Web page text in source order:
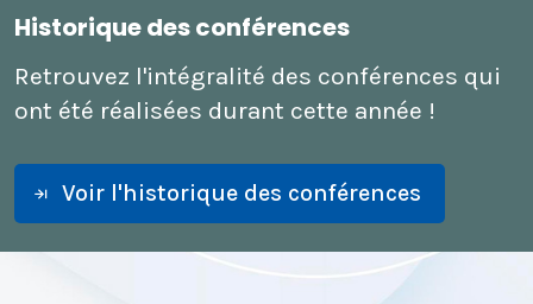
Historique des conférences
Retrouvez l'intégralité des conférences qui
ont été réalisées durant cette année !
Voir l'historique des conférences